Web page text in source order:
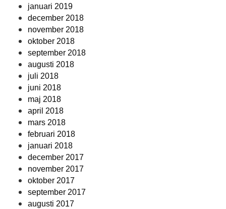
januari 2019
december 2018
november 2018
oktober 2018
september 2018
augusti 2018
juli 2018
juni 2018
maj 2018
april 2018
mars 2018
februari 2018
januari 2018
december 2017
november 2017
oktober 2017
september 2017
augusti 2017